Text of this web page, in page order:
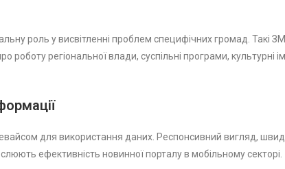
роль у висвітленні проблем специфічних громад. Такі ЗМІ
регіональної влади, суспільні програми, культурні
для використання даних. Респонсивний вигляд,
ефективність новинної порталу в мобільному секторі.